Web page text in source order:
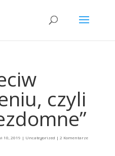
czyli
10, 2019 | Uncategorized |2 Komentarze